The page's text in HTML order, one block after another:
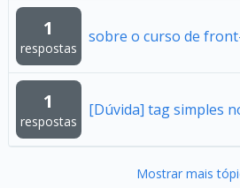
1
respostas
sobre o curso de
1
respostas
[Dúvida] tag simples
Mostrar mais